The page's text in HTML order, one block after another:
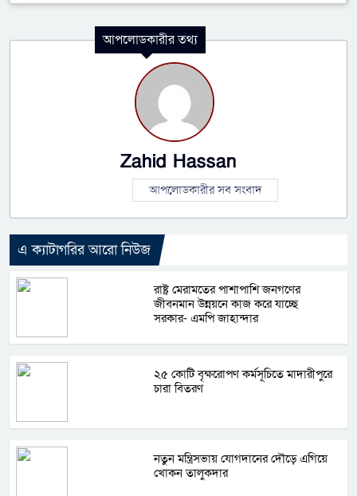
আপলোডকারীর তথ্য
Zahid Hassan
আপলোডকারীর সব সংবাদ
এ ক্যাটাগরির আরো নিউজ
রাষ্ট্র মেরামতের পাশাপাশি জনগণের
জীবনমান উন্নয়নে কাজ করে যাচ্ছে
সরকার- এমপি জাহান্দার
২৫ কোটি বৃক্ষরোপণ কর্মসূচিতে মাদারীপুরে
চারা বিতরণ
নতুন মন্ত্রিসভায় যোগদানের দৌড়ে এগিয়ে
খোকন তালুকদার